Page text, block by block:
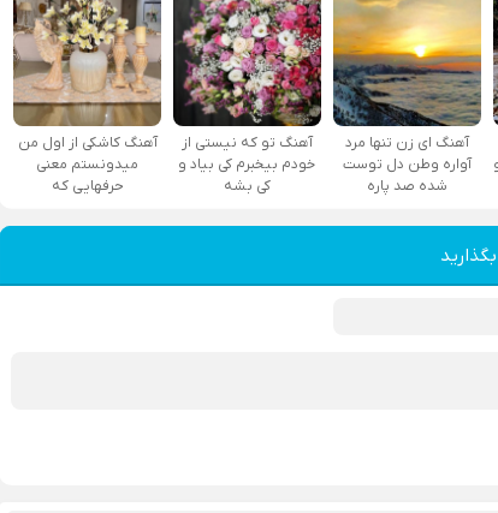
آهنگ ای زن تنها مرد
آواره وطن دل توست
شده صد پاره
آهنگ تو که نیستی از
خودم بیخبرم کی بیاد و
کی بشه
آهنگ کاشکی از اول من
میدونستم معنی
حرفهایی که